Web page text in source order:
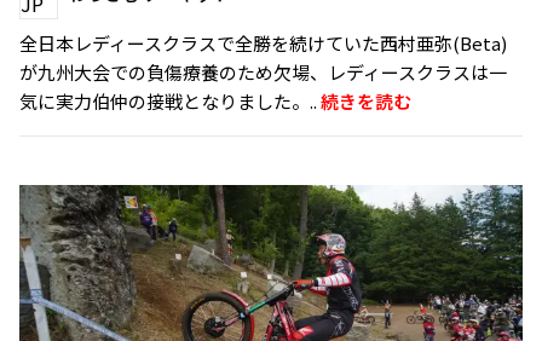
全日本レディースクラスで全勝を続けていた西村亜弥(Beta)
が九州大会での負傷療養のため欠場、レディースクラスは一
気に実力伯仲の接戦となりました。..続きを読む